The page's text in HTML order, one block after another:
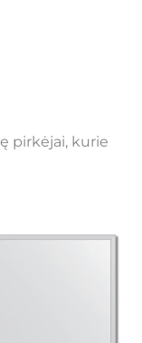
pirkėjai, kurie